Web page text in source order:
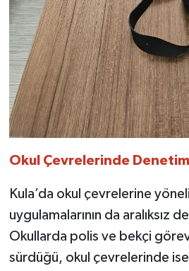
Okul Çevrelerinde
Kula’da okul çevrelerine
uygulamalarının da aralıksız
Okullarda polis ve bekçi
sürdüğü, okul çevrelerinde ise